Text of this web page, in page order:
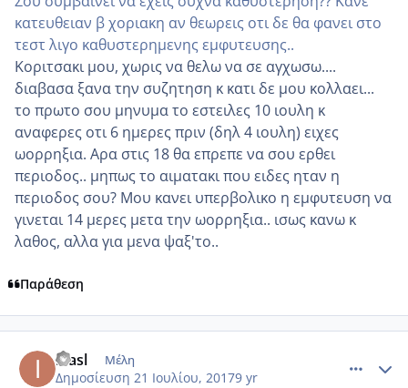
κατευθειαν β χοριακη αν θεωρεις οτι δε θα φανει στο
τεστ λιγο καθυστερημενης εμφυτευσης..
Κοριτσακι μου, χωρις να θελω να σε αγχωσω....
διαβασα ξανα την συζητηση κ κατι δε μου κολλαει...
το πρωτο σου μηνυμα το εστειλες 10 ιουλη κ
αναφερες οτι 6 ημερες πριν (δηλ 4 ιουλη) ειχες
ωορρηξια. Αρα στις 18 θα επρεπε να σου ερθει
περιοδος.. μηπως το αιματακι που ειδες ηταν η
περιοδος σου? Μου κανει υπερβολικο η εμφυτευση να
γινεται 14 μερες μετα την ωορρηξια.. ισως κανω κ
λαθος, αλλα για μενα ψαξ'το..
Παράθεση
inasl Μέλη
Δημοσίευση 21 Ιουλίου, 20179 yr